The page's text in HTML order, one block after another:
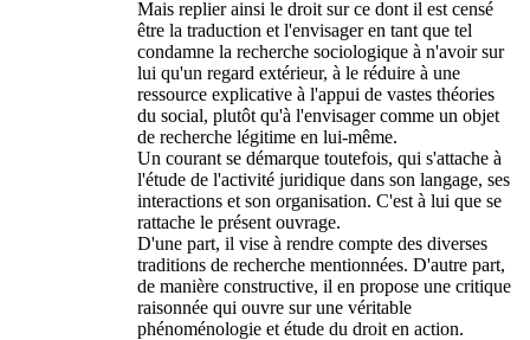
Mais replier ainsi le droit sur ce dont il est censé
être la traduction et l'envisager en tant que tel
condamne la recherche sociologique à n'avoir sur
lui qu'un regard extérieur, à le réduire à une
ressource explicative à l'appui de vastes théories
du social, plutôt qu'à l'envisager comme un objet
de recherche légitime en lui-même.
Un courant se démarque toutefois, qui s'attache à
l'étude de l'activité juridique dans son langage, ses
interactions et son organisation. C'est à lui que se
rattache le présent ouvrage.
D'une part, il vise à rendre compte des diverses
traditions de recherche mentionnées. D'autre part,
de manière constructive, il en propose une critique
raisonnée qui ouvre sur une véritable
phénoménologie et étude du droit en action.